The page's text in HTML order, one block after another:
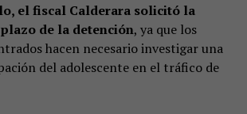
el fiscal Calderara solicitó la
de la detención, ya que los
hacen necesario investigar una
del adolescente en el tráfico de